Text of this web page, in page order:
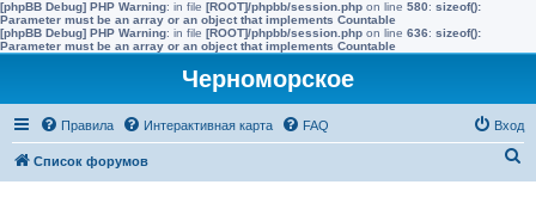
[phpBB Debug] PHP Warning: in file [ROOT]/phpbb/session.php on line 580: sizeof():
Parameter must be an array or an object that implements Countable
[phpBB Debug] PHP Warning: in file [ROOT]/phpbb/session.php on line 636: sizeof():
Parameter must be an array or an object that implements Countable
Черноморское
Правила Интерактивная карта FAQ Вход
Список форумов